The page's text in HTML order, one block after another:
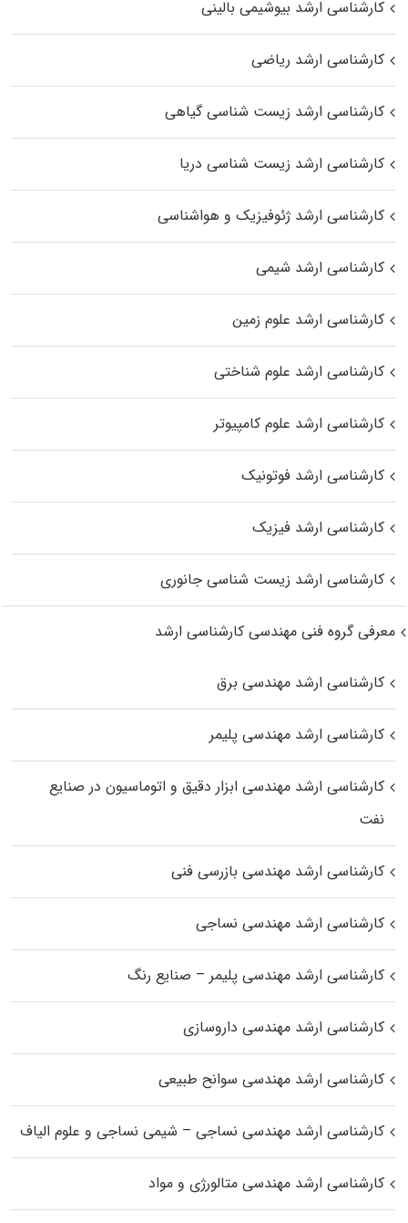
کارشناسی ارشد بیوشیمی بالینی
کارشناسی ارشد ریاضی
کارشناسی ارشد زیست‌ شناسی گیاهی
کارشناسی ارشد زیست‌ شناسی دریا
کارشناسی ارشد ژئوفیزیک و هواشناسی
کارشناسی ارشد شیمی
کارشناسی ارشد علوم زمین
کارشناسی ارشد علوم شناختی
کارشناسی ارشد علوم کامپیوتر
کارشناسی ارشد فوتونیک
کارشناسی ارشد فیزیک
کارشناسی ارشد زیست‌ شناسی جانوری
معرفی گروه فنی مهندسی کارشناسی ارشد
کارشناسی ارشد مهندسی برق
کارشناسی ارشد مهندسی پلیمر
کارشناسی ارشد مهندسی ابزار دقیق و اتوماسیون در صنایع
نفت
کارشناسی ارشد مهندسی بازرسی فنی
کارشناسی ارشد مهندسی نساجی
کارشناسی ارشد مهندسی پلیمر – صنایع رنگ
کارشناسی ارشد مهندسی داروسازی
کارشناسی ارشد مهندسی سوانح طبیعی
کارشناسی ارشد مهندسی نساجی – شیمی نساجی و علوم الیاف
کارشناسی ارشد مهندسی متالورژی و مواد